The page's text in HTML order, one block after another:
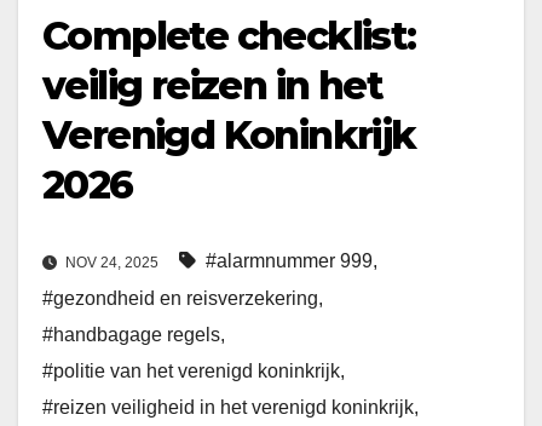
Complete checklist:
veilig reizen in het
Verenigd Koninkrijk
2026
NOV 24, 2025 #alarmnummer 999,
#gezondheid en reisverzekering,
#handbagage regels,
#politie van het verenigd koninkrijk,
#reizen veiligheid in het verenigd koninkrijk,